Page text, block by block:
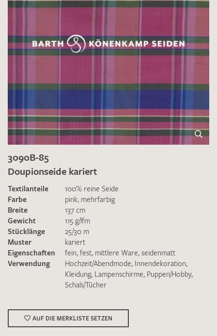
Ich bin damit einverstanden, dass meine angegebenen Daten
DieDatenschutzbestimmungenhabe ich zur Kenntnis
genommen und akzeptiere diese.
3090B-85
Doupionseide kariert
Textilanteile
100% reine Seide
Farbe
pink, mehrfarbig
Breite
137 cm
Gewicht
115 g/lfm
Stücklänge
25/30 m
Muster
kariert
Eigenschaften
fein, fest, mittlere Ware, seidenmatt
Verwendung
Hochzeit/Abendmode, Innendekoration,
Kleidung, Lampenschirme, Puppen/Hobby,
Schals/Tücher
AUF DIE MERKLISTE SETZEN